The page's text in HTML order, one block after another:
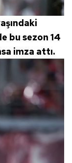
bu sezon 14
imza attı.